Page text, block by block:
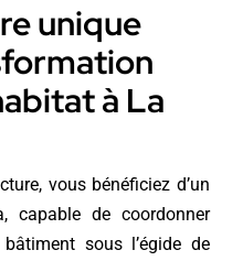
unique
à La
vous bénéficiez d’un
capable de coordonner
sous l’égide de